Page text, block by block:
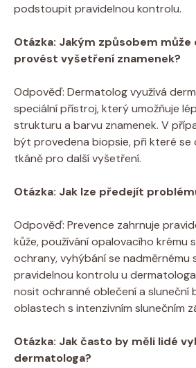
podstoupit pravidelnou kontrolu.
Otázka: Jakým způsobem
provést vyšetření znamenek?
Odpověď: Dermatolog využívá
speciální přístroj, který umožňuje
strukturu a barvu znamenek. V
být provedena biopsie, při které se
tkáně pro další vyšetření.
Otázka: Jak lze předejít
Odpověď: Prevence zahrnuje
kůže, používání opalovacího krému
ochrany, vyhýbání se nadměrnému
pravidelnou kontrolu u
nosit ochranné oblečení a sluneční
oblastech s intenzivním slunečním
Otázka: Jak často by měli lidé
dermatologa?